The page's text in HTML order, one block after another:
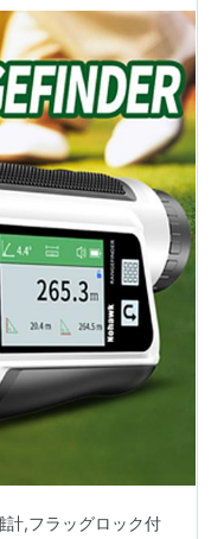
,フラッグロック付